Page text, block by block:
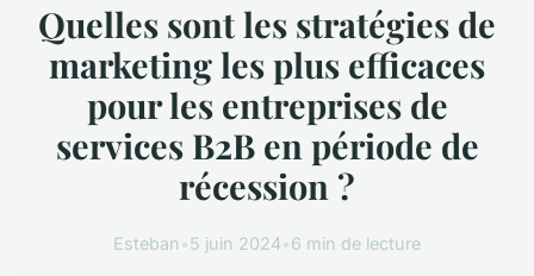
Quelles sont les stratégies de
marketing les plus efficaces
pour les entreprises de
services B2B en période de
récession ?
Esteban •5 juin 2024•6 min de lecture